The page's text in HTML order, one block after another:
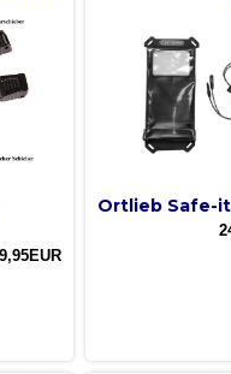
9,95EUR
Ortlieb Safe-it